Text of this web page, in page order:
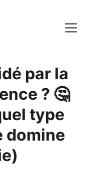
par la
? 🤔
type
domine